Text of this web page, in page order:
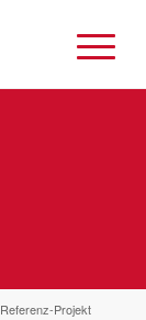
Referenz-Projekt